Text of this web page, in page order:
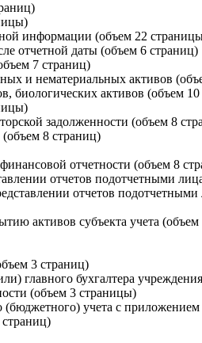
информации (объем 22
отчетной даты (объем 6 страниц)
7 страниц)
и нематериальных активов
биологических активов (объем
задолженности (объем 8
8 страниц)
отчетности (объем 8
отчетов подотчетными
отчетов
активов субъекта учета (объем
3 страниц)
главного бухгалтера
(объем 3 страницы)
учета с